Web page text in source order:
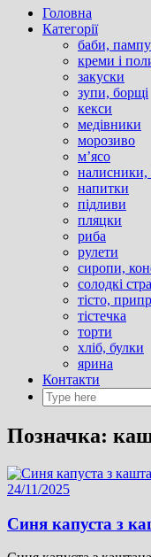
progressГоловна
Категорії
баби,
креми і
закуски
зупи, борщі
кекси
медівники
морозиво
м’ясо
налисники,
напитки
підливи
пляцки
риба
рулети
сиропи,
солодкі
тісто,
тістечка
торти
хліб, булки
ярина
Контакти
Позначка:
24/11/2025
Синя капуста з